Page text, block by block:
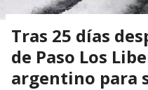
Tras 25 días
de Paso Los
argentino para